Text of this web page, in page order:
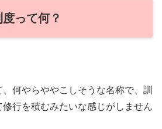
って何？
何やらややこしそうな名称で、訓
行を積むみたいな感じがしません